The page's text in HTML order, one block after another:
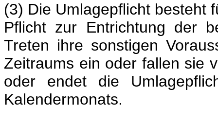
(3) Die Umlagepflicht besteht
Pflicht zur Entrichtung der
Treten ihre sonstigen
Zeitraums ein oder fallen sie
oder endet die
Kalendermonats.